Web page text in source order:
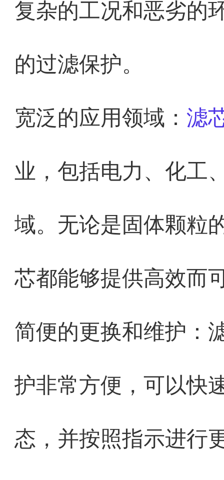
复杂的工况和恶劣的
的过滤保护。
宽泛的应用领域：滤
业，包括电力、化工
域。无论是固体颗粒
芯都能够提供高效而
简便的更换和维护：
护非常方便，可以快
态，并按照指示进行